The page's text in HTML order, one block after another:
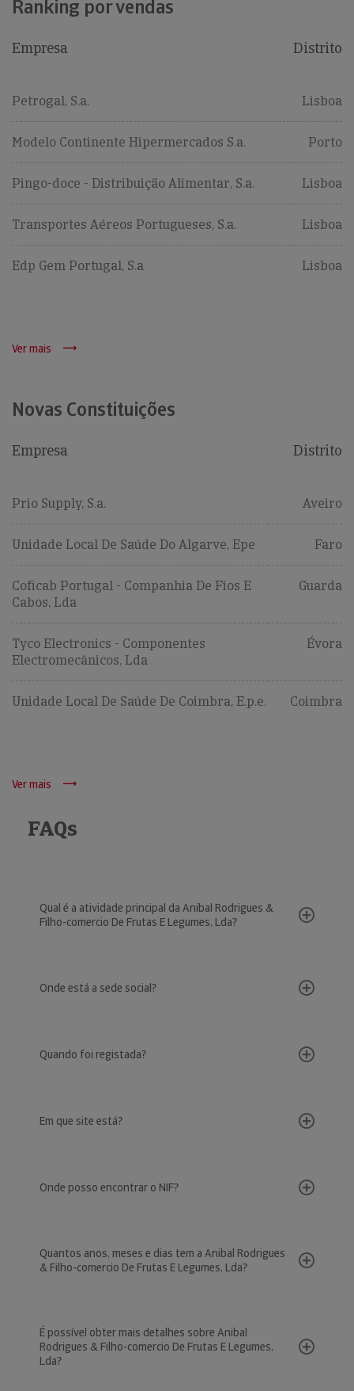
Ranking por vendas
Empresa Distrito
Petrogal, S.a. Lisboa
Modelo Continente Hipermercados S.a. Porto
Pingo-doce - Distribuição Alimentar, S.a. Lisboa
Transportes Aéreos Portugueses, S.a. Lisboa
Edp Gem Portugal, S.a Lisboa
Ver mais
Novas Constituições
Empresa Distrito
Prio Supply, S.a. Aveiro
Unidade Local De Saúde Do Algarve, Epe Faro
Coficab Portugal - Companhia De Fios E
Cabos, Lda
Guarda
Tyco Electronics - Componentes
Electromecânicos, Lda
Évora
Unidade Local De Saúde De Coimbra, E.p.e. Coimbra
Ver mais
FAQs
Qual é a atividade principal da Anibal Rodrigues &
Filho-comercio De Frutas E Legumes, Lda?
Onde está a sede social?
Quando foi registada?
Em que site está?
Onde posso encontrar o NIF?
Quantos anos, meses e dias tem a Anibal Rodrigues
& Filho-comercio De Frutas E Legumes, Lda?
É possível obter mais detalhes sobre Anibal
Rodrigues & Filho-comercio De Frutas E Legumes,
Lda?